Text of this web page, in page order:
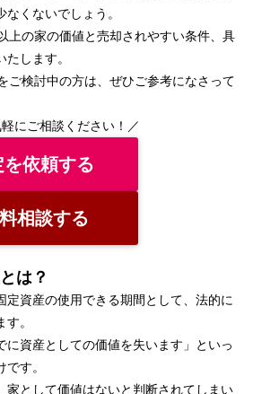
くないでしょう。
上の家の価値と売却されやすい条件、具
します。
ご検討中の方は、ぜひご参考になさって
にご相談ください！／
依頼する
相談する
は？
定資産の使用できる期間として、法的に
。
に資産としての価値を失います」といっ
す。
家として価値はないと判断されてしまい